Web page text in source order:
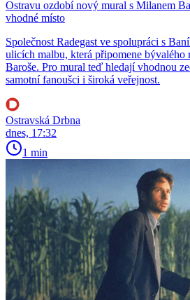
Ostravu ozdobí nový mural s Milanem
vhodné místo
Společnost Radegast ve spolupráci s
ulicích malbu, která připomene bývalého
Baroše. Pro mural teď hledají vhodnou
samotní fanoušci i široká veřejnost.
Ostravská Drbna
dnes, 17:32
1 min